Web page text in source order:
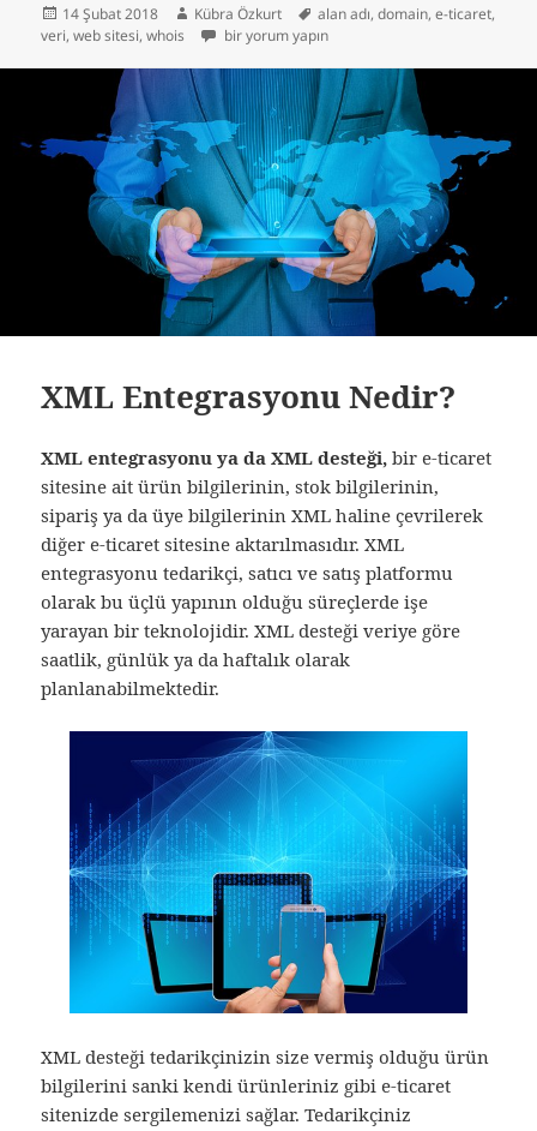
Yayın
tarihi
14 Şubat 2018 Yazar
Kübra Özkurt Etiketler
alan adı,domain,e-ticaret,
veri,web sitesi,whois Whois Nedir? için
bir yorum yapın
XML Entegrasyonu Nedir?
XML entegrasyonu ya da XML desteği, bir e-ticaret
sitesine ait ürün bilgilerinin, stok bilgilerinin,
sipariş ya da üye bilgilerinin XML haline çevrilerek
diğer e-ticaret sitesine aktarılmasıdır. XML
entegrasyonu tedarikçi, satıcı ve satış platformu
olarak bu üçlü yapının olduğu süreçlerde işe
yarayan bir teknolojidir. XML desteği veriye göre
saatlik, günlük ya da haftalık olarak
planlanabilmektedir.
XML desteği tedarikçinizin size vermiş olduğu ürün
bilgilerini sanki kendi ürünleriniz gibi e-ticaret
sitenizde sergilemenizi sağlar. Tedarikçiniz